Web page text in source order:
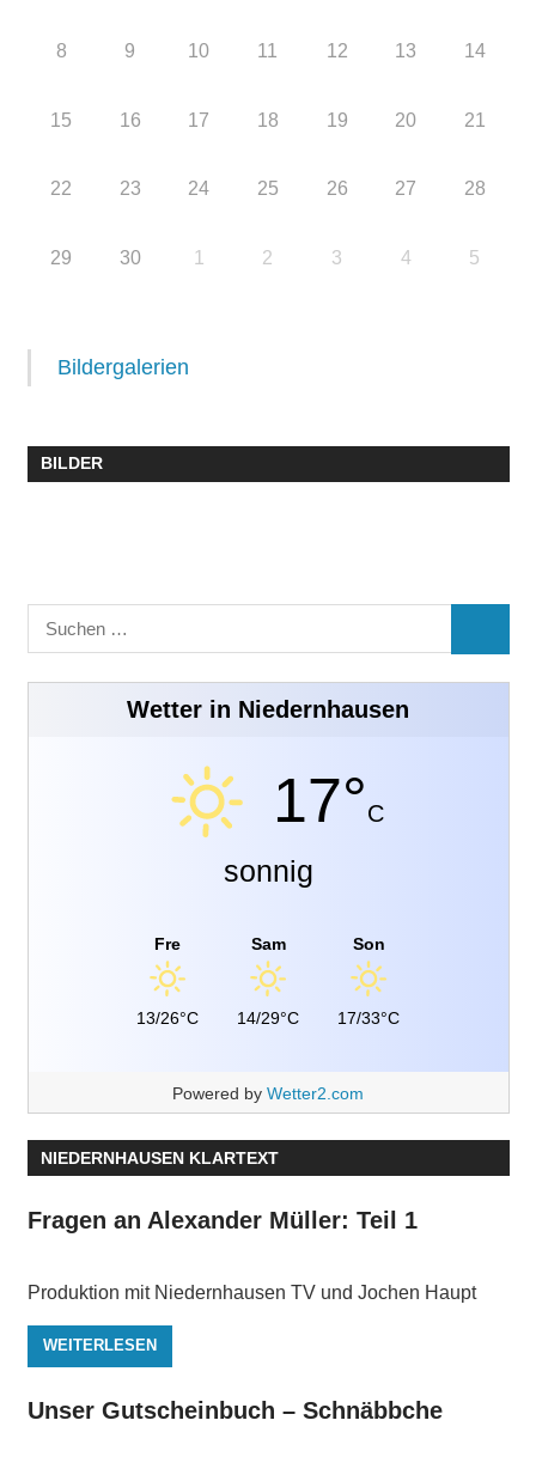
8 9 10 11 12 13 14
15 16 17 18 19 20 21
22 23 24 25 26 27 28
29 30 1 2 3 4 5
Bildergalerien
BILDER
Suchen
nach:
Wetter in Niedernhausen
17°C
sonnig
Fre
13/26°C
Sam
14/29°C
Son
17/33°C
Powered by Wetter2.com
NIEDERNHAUSEN KLARTEXT
Fragen an Alexander Müller: Teil 1
Produktion mit Niedernhausen TV und Jochen Haupt
WEITERLESEN
Unser Gutscheinbuch – Schnäbbche